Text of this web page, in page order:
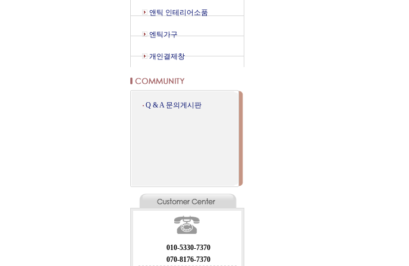
앤틱 인테리어소품
엔틱가구
개인결제창
Q & A 문의게시판
010-5330-7370
070-8176-7370